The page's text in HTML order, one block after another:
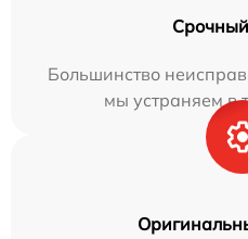
Большинство
мы устраняем в